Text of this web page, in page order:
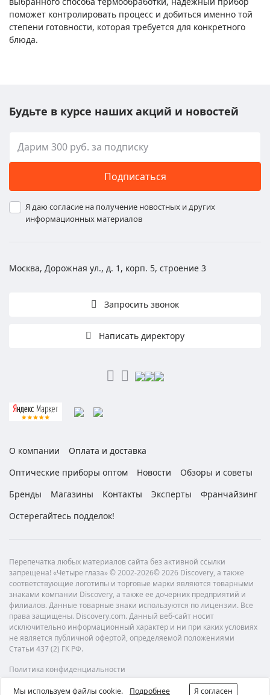
поможет контролировать процесс и добиться именно той
степени готовности, которая требуется для конкретного
блюда.
Будьте в курсе наших акций и новостей
Подписаться
Я даю согласие на получение новостных и других
информационных материалов
Москва, Дорожная ул., д. 1, корп. 5, строение 3
Запросить звонок
Написать директору
О компании
Оплата и доставка
Оптические приборы оптом
Новости
Обзоры и советы
Бренды
Магазины Контакты Эксперты
Франчайзинг
Остерегайтесь подделок!
Перепечатка любых материалов сайта без активной ссылки
запрещена! «Четыре глаза» © 2002-2026© 2026 Discovery, а также
соответствующие логотипы и торговые марки являются товарными
знаками компании Discovery, а также ее дочерних предприятий и
филиалов. Данные товарные знаки используются по лицензии. Все
права защищены. Discovery.com. Данный веб-сайт носит
исключительно информационный характер и ни при каких условиях
не является публичной офертой, определяемой положениями
Статьи 437 (2) ГК РФ.
Политика конфиденциальности
Мы используем файлы cookie. Подробнее Я согласен